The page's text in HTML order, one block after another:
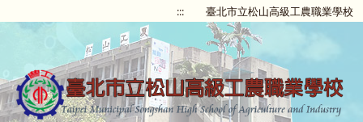
::: 臺北市立松山高級工農職業學校